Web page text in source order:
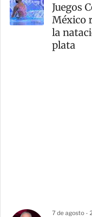
Juegos
México
la
plata
7 de agosto -